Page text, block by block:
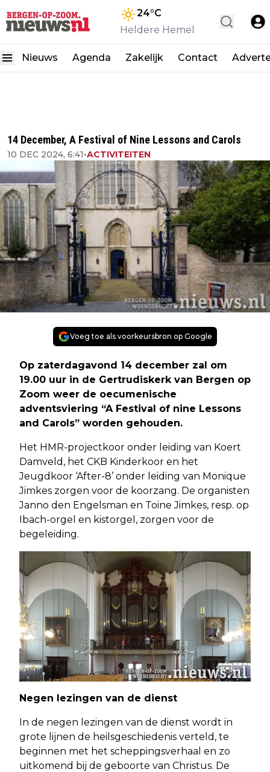
24°C
Heldere Hemel
Nieuws Agenda Zakelijk Contact
14 December, A Festival of Nine Lessons and Carols
10 DEC 2024, 6:41•ACTIVITEITEN
Voeg toe als voorkeursbron op Google
Op zaterdagavond 14 december zal om
19.00 uur in de Gertrudiskerk van Bergen op
Zoom weer de oecumenische
adventsviering “A Festival of nine Lessons
and Carols” worden gehouden.
Het HMR-projectkoor onder leiding van Koert
Damveld, het CKB Kinderkoor en het
Jeugdkoor ‘After-8’ onder leiding van Monique
Jimkes zorgen voor de koorzang. De organisten
Janno den Engelsman en Toine Jimkes, resp. op
Ibach-orgel en kistorgel, zorgen voor de
begeleiding.
Negen lezingen van de dienst
In de negen lezingen van de dienst wordt in
grote lijnen de heilsgeschiedenis verteld, te
beginnen met het scheppingsverhaal en zo
uitkomend bij de geboorte van Christus. De